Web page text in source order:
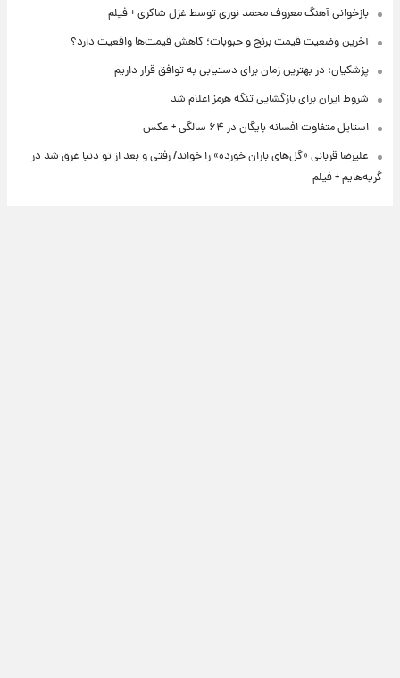
بازخوانی آهنگ معروف محمد نوری توسط غزل شاکری + فیلم
آخرین وضعیت قیمت برنج و حبوبات؛ کاهش قیمت‌ها واقعیت دارد؟
پزشکیان: در بهترین زمان برای دستیابی به توافق قرار داریم
شروط ایران برای بازگشایی تنگه هرمز اعلام شد
استایل متفاوت افسانه بایگان در ۶۴ سالگی + عکس
علیرضا قربانی «گل‌های باران خورده» را خواند/ رفتی و بعد از تو دنیا غرق شد در
گریه‌هایم + فیلم